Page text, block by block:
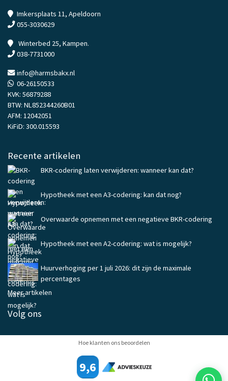
Imkersplaats 11, Apeldoorn
055-3030629
Winterbed 25, Kampen.
038-7731000
info@harmsbakx.nl
06-26150533
KVK: 56879288
BTW: NL852344260B01
AFM: 12042051
KiFiD: 300.015593
Recente artikelen
BKR-codering laten verwijderen: wanneer kan dat?
Hypotheek met een A3-codering: kan dat nog?
Overwaarde opnemen met een negatieve BKR-codering
Hypotheek met een A2-codering: wat is mogelijk?
Huurverhoging per 1 juli 2026: dit zijn de maximale
percentages
Meer artikelen
Volg ons
Hoe klanten ons beoordelen
9,6